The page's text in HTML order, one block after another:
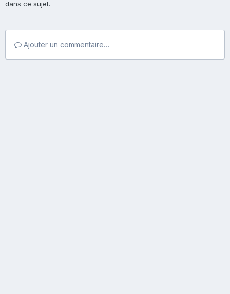
dans ce sujet.
Ajouter un commentaire…